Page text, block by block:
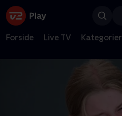
Forside Live TV Kategorier